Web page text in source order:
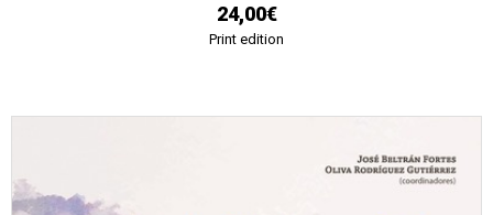
24,00€
Print edition